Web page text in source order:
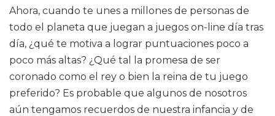
Ahora, cuando te unes a millones de personas de
todo el planeta que juegan a juegos on-line día tras
día, ¿qué te motiva a lograr puntuaciones poco a
poco más altas? ¿Qué tal la promesa de ser
coronado como el rey o bien la reina de tu juego
preferido? Es probable que algunos de nosotros
aún tengamos recuerdos de nuestra infancia y de